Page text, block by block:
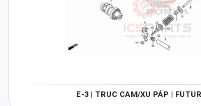
E-3 | TRỤC CAM/XU PÁP |